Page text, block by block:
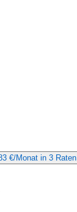
€/Monat in 3 Raten